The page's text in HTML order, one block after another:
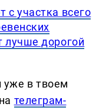
с участка всего
лучше дорогой
уже в твоем
телеграм-